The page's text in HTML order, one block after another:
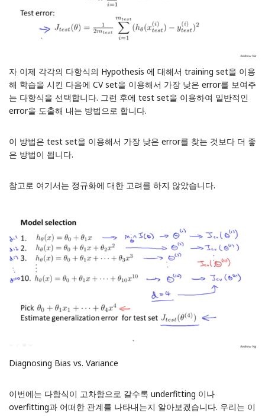
자 이제 각각의 다항식의 Hypothesis 에 대해서 training set을 이용
해 학습을 시킨 다음에 CV set을 이용해서 가장 낮은 error를 보여주
는 다항식을 선택합니다. 그런 후에 test set을 이용하여 일반적인
error을 도출해 내는 방법으로 합니다.
이 방법은 test set을 이용해서 가장 낮은 error를 찾는 것보다 더 좋
은 방법이 됩니다.
참고로 여기서는 정규화에 대한 고려를 하지 않았습니다.
Diagnosing Bias vs. Variance
이번에는 다항식이 고차항으로 갈수록 underfitting 이나
overfitting과 어떠한 관계를 나타내는지 알아보겠습니다. 우리는 이